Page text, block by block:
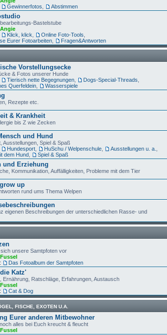
Gewinnerfotos Abstimmen
Bastelstube
Angie
Klick, klick Online Foto-Tools
Eurer Fotoarbeiten
Fragen&Antworten
Vorstellungsecke
& Fotos unserer Hunde
Tierisch nette Begegnungen Dogs-Special-Threads
Querfeldein
Wasserspiele
Rezepte etc.
& Krankheit
bis Z wie Zecken
und Hund
Ausstellungen, Spiel & Spaß
Hundesport HuSchu / Welpenschule Ausstellungen u. a.
dem Hund
Spiel & Spaß
und Erziehung
Kommunikation, Auffälligkeiten, Probleme mit dem Tier
up
rund ums Thema Welpen
eigenen Beschreibungen der unterschiedlichen Rasse- und
unsere Samtpfoten vor
Fussel
Das Fotoalbum der Samtpfoten
Katz'
Ernährung, Ratschläge, Erfahrungen, Austausch
Fussel
Cat & Dog
FISCHE, EXOTEN U.A.
Eurer anderen Mitbewohner
alles bei Euch kreucht & fleucht
Fussel